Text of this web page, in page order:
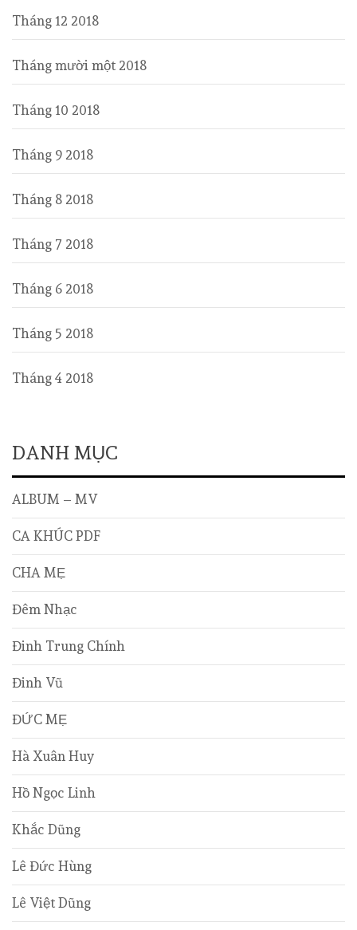
Tháng 12 2018
Tháng mười một 2018
Tháng 10 2018
Tháng 9 2018
Tháng 8 2018
Tháng 7 2018
Tháng 6 2018
Tháng 5 2018
Tháng 4 2018
DANH MỤC
ALBUM – MV
CA KHÚC PDF
CHA MẸ
Đêm Nhạc
Đinh Trung Chính
Đinh Vũ
ĐỨC MẸ
Hà Xuân Huy
Hồ Ngọc Linh
Khắc Dũng
Lê Đức Hùng
Lê Việt Dũng